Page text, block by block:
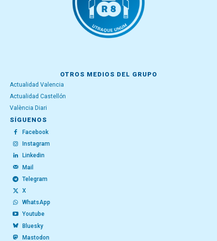
OTROS MEDIOS DEL GRUPO
Actualidad Valencia
Actualidad Castellón
València Diari
SÍGUENOS
Facebook
Instagram
Linkedin
Mail
Telegram
X
WhatsApp
Youtube
Bluesky
Mastodon